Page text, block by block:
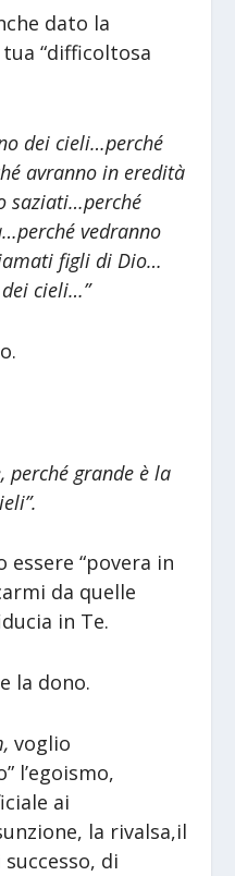
dato la
“difficoltosa
dei cieli…perché
avranno in eredità
saziati…perché
vedranno
figli di Dio…
cieli…”
perché grande è la
essere “povera in
da quelle
in Te.
la dono.
voglio
l’egoismo,
ai
la rivalsa,il
di